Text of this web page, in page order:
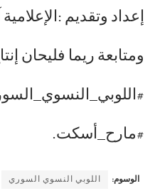
إعداد وتقديم
ومتابعة ريما فليحان
#مارح_أسكت.
الوسوم: اللوبي النسوي السوري